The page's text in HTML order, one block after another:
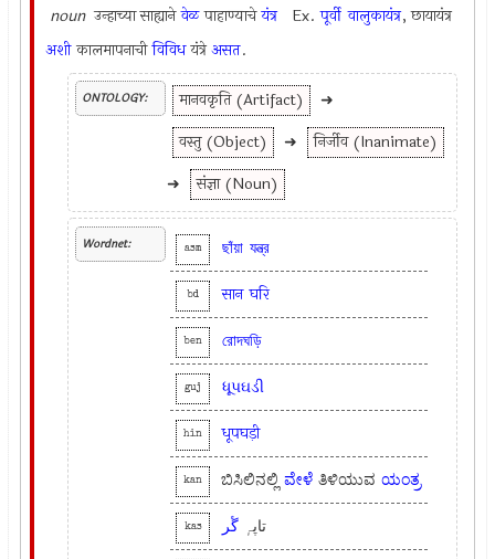
noun उन्हाच्या साह्यानेवेळपाहाण्याचेयंत्र Ex.पूर्वी वालुकायंत्र, छायायंत्र
अशी कालमापनाचीविविधयंत्रेअसत.
ONTOLOGY: मानवकृति (Artifact)
➜
वस्तु (Object)
➜
निर्जीव (Inanimate)
➜
संज्ञा (Noun)
Wordnet: asm ছাঁয়া যন্ত্র
bd सान घरि
ben রোদঘড়ি
guj ધૂપઘડી
hin धूपघड़ी
kan ಬಿಸಿಲಿನಲ್ಲಿ ವೇಳೆ ತಿಳಿಯುವ ಯಂತ್ರ
kas تاپہٕ گٔر